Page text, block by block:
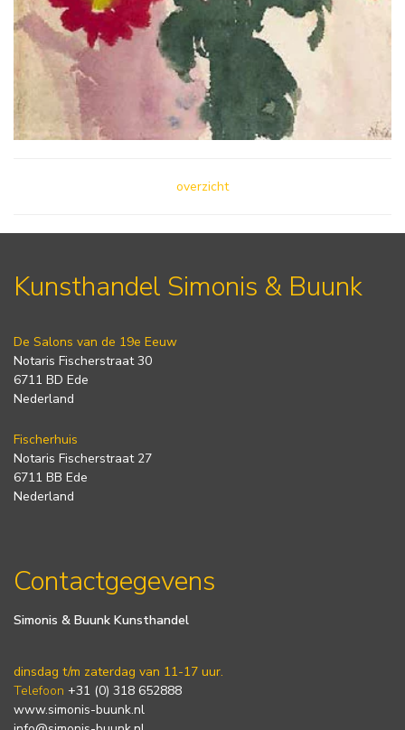
overzicht
Kunsthandel Simonis & Buunk
De Salons van de 19e Eeuw
Notaris Fischerstraat 30
6711 BD Ede
Nederland
Fischerhuis
Notaris Fischerstraat 27
6711 BB Ede
Nederland
Contactgegevens
Simonis & Buunk Kunsthandel
dinsdag t/m zaterdag van 11-17 uur.
Telefoon +31 (0) 318 652888
www.simonis-buunk.nl